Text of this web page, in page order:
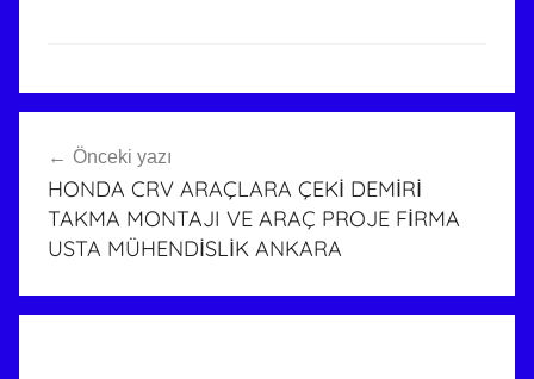
gezinmesi
Önceki yazı
HONDA CRV ARAÇLARA ÇEKİ DEMİRİ
TAKMA MONTAJI VE ARAÇ PROJE FİRMA
USTA MÜHENDİSLİK ANKARA